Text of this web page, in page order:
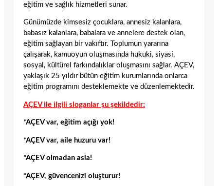
eğitim ve sağlık hizmetleri sunar.
Günümüzde kimsesiz çocuklara, annesiz kalanlara,
babasız kalanlara, babalara ve annelere destek olan,
eğitim sağlayan bir vakıftır. Toplumun yararına
çalışarak, kamuoyun oluşmasında hukuki, siyasi,
sosyal, kültürel farkındalıklar oluşmasını sağlar. AÇEV,
yaklaşık 25 yıldır bütün eğitim kurumlarında onlarca
eğitim programını desteklemekte ve düzenlemektedir.
AÇEV ile ilgili sloganlar şu şekildedir:
*AÇEV var, eğitim açığı yok!
*AÇEV var, aile huzuru var!
*AÇEV olmadan asla!
*AÇEV, güvencenizi oluşturur!